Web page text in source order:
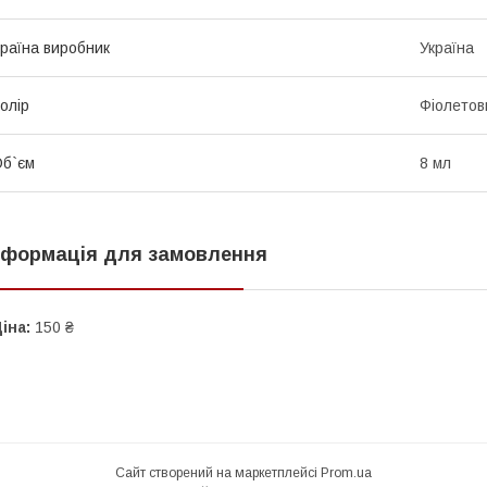
виробник Україна
8 мл
для замовлення
150 ₴
Сайт створений на маркетплейсі Prom.ua